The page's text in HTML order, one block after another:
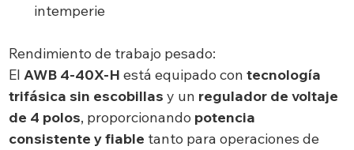
intemperie
Rendimiento de trabajo pesado:
El AWB 4-40X-H está equipado con tecnología
trifásica sin escobillas y un regulador de voltaje
de 4 polos, proporcionando potencia
consistente y fiable tanto para operaciones de